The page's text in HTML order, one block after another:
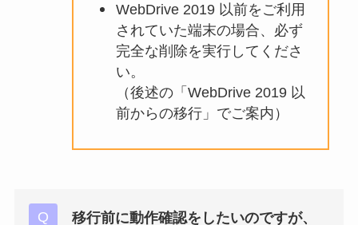
WebDrive 2019 以前をご利用
されていた端末の場合、必ず
完全な削除を実行してくださ
い。
（後述の「WebDrive 2019 以
前からの移行」でご案内）
移行前に動作確認をしたいのですが、